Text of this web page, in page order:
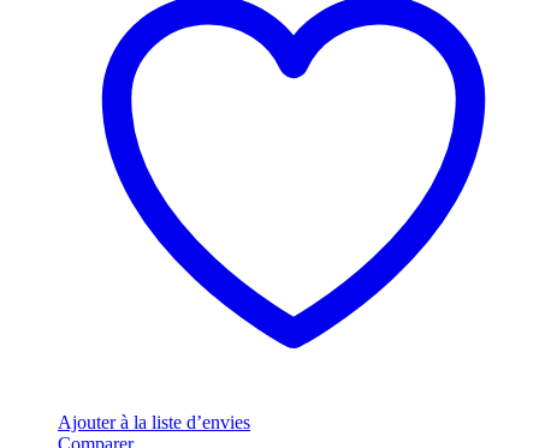
Ajouter à la liste d’envies
Comparer